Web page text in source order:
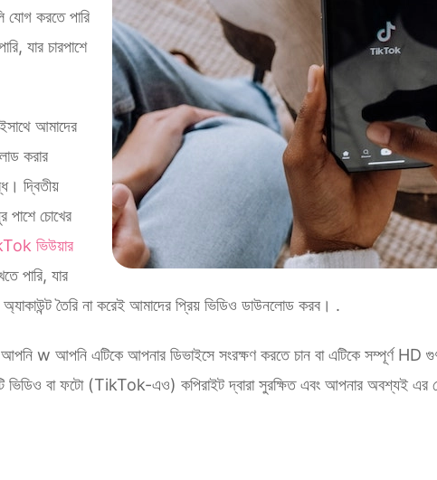
যোগ করতে পারি
যার চারপাশে
আমাদের
করার
দ্বিতীয়
পাশে চোখের
ভিউয়ার
পারি, যার
তৈরি না করেই আমাদের প্রিয় ভিডিও ডাউনলোড করব। .
w আপনি এটিকে আপনার ডিভাইসে সংরক্ষণ করতে চান বা এটিকে সম্পূর্ণ HD
ভিডিও বা ফটো (TikTok-এও) কপিরাইট দ্বারা সুরক্ষিত এবং আপনার অবশ্যই এর